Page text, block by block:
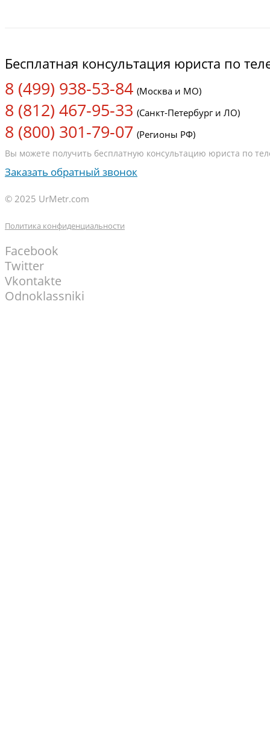
Бесплатная консультация юриста по
8 (499) 938-53-84 (Москва и МО)
8 (812) 467-95-33 (Санкт-Петербург и ЛО)
8 (800) 301-79-07 (Регионы РФ)
Вы можете получить бесплатную консультацию юриста по
Заказать обратный звонок
© 2025 UrMetr.com
Политика конфиденциальности
Facebook
Twitter
Vkontakte
Odnoklassniki